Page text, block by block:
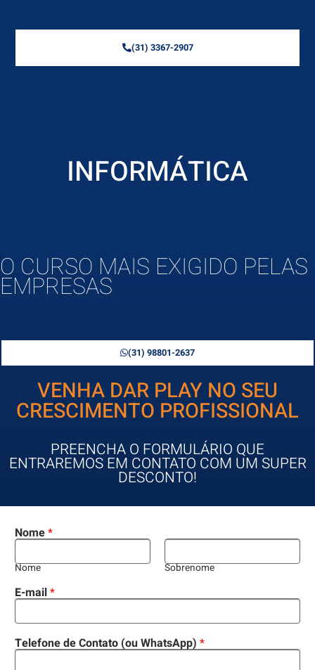
(31) 3367-2907
INFORMÁTICA
O CURSO MAIS EXIGIDO PELAS
EMPRESAS
(31) 98801-2637
VENHA DAR PLAY NO SEU
CRESCIMENTO PROFISSIONAL
PREENCHA O FORMULÁRIO QUE
ENTRAREMOS EM CONTATO COM UM SUPER
DESCONTO!
Nome*
Nome Sobrenome
E-mail*
Telefone de Contato (ou WhatsApp) *